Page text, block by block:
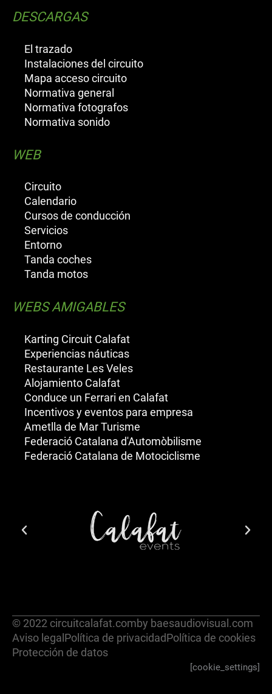
DESCARGAS
El trazado
Instalaciones del circuito
Mapa acceso circuito
Normativa general
Normativa fotografos
Normativa sonido
WEB
Circuito
Calendario
Cursos de conducción
Servicios
Entorno
Tanda coches
Tanda motos
WEBS AMIGABLES
Karting Circuit Calafat
Experiencias náuticas
Restaurante Les Veles
Alojamiento Calafat
Conduce un Ferrari en Calafat
Incentivos y eventos para empresa
Ametlla de Mar Turisme
Federació Catalana d'Automòbilisme
Federació Catalana de Motociclisme
© 2022 circuitcalafat.comby baesaudiovisual.com
Aviso legalPolítica de privacidadPolítica de cookies
Protección de datos
[cookie_settings]